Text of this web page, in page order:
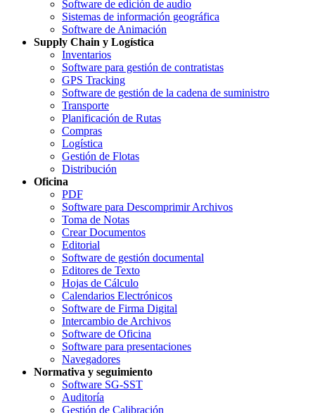
Software de edición de audio
Sistemas de información geográfica
Software de Animación
Supply Chain y Logística
Inventarios
Software para gestión de contratistas
GPS Tracking
Software de gestión de la cadena de suministro
Transporte
Planificación de Rutas
Compras
Logística
Gestión de Flotas
Distribución
Oficina
PDF
Software para Descomprimir Archivos
Toma de Notas
Crear Documentos
Editorial
Software de gestión documental
Editores de Texto
Hojas de Cálculo
Calendarios Electrónicos
Software de Firma Digital
Intercambio de Archivos
Software de Oficina
Software para presentaciones
Navegadores
Normativa y seguimiento
Software SG-SST
Auditoría
Gestión de Calibración